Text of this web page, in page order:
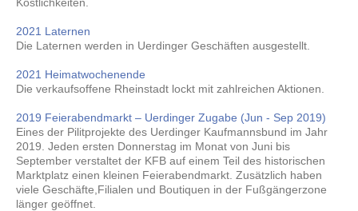
2021 Laternen
Die Laternen werden in Uerdinger Geschäften ausgestellt.
2021 Heimatwochenende
Die verkaufsoffene Rheinstadt lockt mit zahlreichen Aktionen.
2019 Feierabendmarkt – Uerdinger Zugabe (Jun - Sep 2019)
Eines der Pilitprojekte des Uerdinger Kaufmannsbund im Jahr
2019. Jeden ersten Donnerstag im Monat von Juni bis
September verstaltet der KFB auf einem Teil des historischen
Marktplatz einen kleinen Feierabendmarkt. Zusätzlich haben
viele Geschäfte,Filialen und Boutiquen in der Fußgängerzone
länger geöffnet.